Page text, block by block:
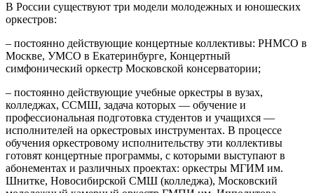
В России существуют три модели молодежных и юношеских
оркестров:
– постоянно действующие концертные коллективы: РНМСО в
Москве, УМСО в Екатеринбурге, Концертный
симфонический оркестр Московской консерватории;
– постоянно действующие учебные оркестры в вузах,
колледжах, ССМШ, задача которых — обучение и
профессиональная подготовка студентов и учащихся —
исполнителей на оркестровых инструментах. В процессе
обучения оркестровому исполнительству эти коллективы
готовят концертные программы, с которыми выступают в
абонементах и различных проектах: оркестры МГИМ им.
Шнитке, Новосибирской СМШ (колледжа), Московский